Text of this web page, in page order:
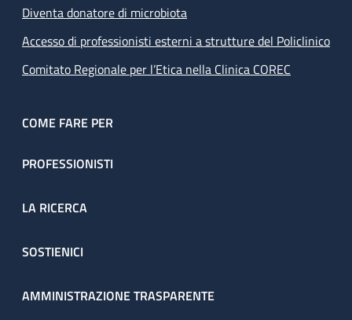
Diventa donatore di microbiota
Accesso di professionisti esterni a strutture del Policlinico
Comitato Regionale per l’Etica nella Clinica COREC
COME FARE PER
PROFESSIONISTI
LA RICERCA
SOSTIENICI
AMMINISTRAZIONE TRASPARENTE